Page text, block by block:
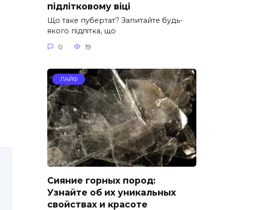
підлітковому віці
Що таке пубертат? Запитайте будь-
якого підлітка, що
0 19
ЛАЙФ
Сияние горных пород:
Узнайте об их уникальных
свойствах и красоте